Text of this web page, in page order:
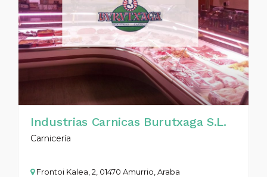
Industrias Carnicas Burutxaga S.L.
Carnicería
Frontoi Kalea, 2, 01470 Amurrio, Araba